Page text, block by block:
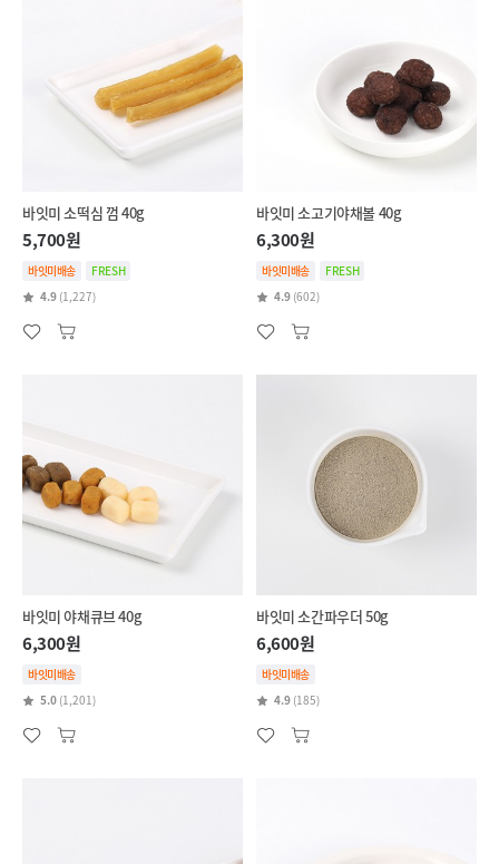
바잇미 소떡심 껌 40g
5,700원
바잇미배송
FRESH
4.9 (1,227)
바잇미 소고기야채볼 40g
6,300원
바잇미배송
FRESH
4.9 (602)
바잇미 야채큐브 40g
6,300원
바잇미배송
5.0 (1,201)
바잇미 소간파우더 50g
6,600원
바잇미배송
4.9 (185)